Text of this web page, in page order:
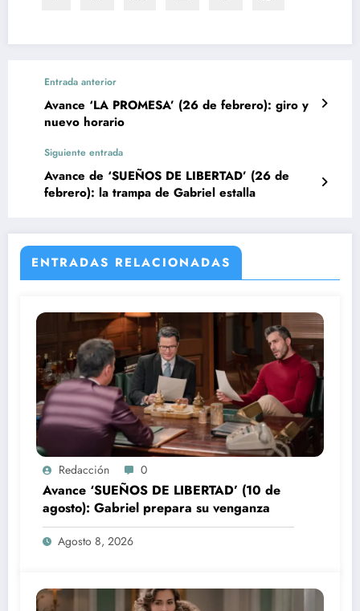
Entrada anterior
Avance ‘LA PROMESA’ (26 de febrero): giro y
nuevo horario
Siguiente entrada
Avance de ‘SUEÑOS DE LIBERTAD’ (26 de
febrero): la trampa de Gabriel estalla
ENTRADAS RELACIONADAS
Redacción 0
Avance ‘SUEÑOS DE LIBERTAD’ (10 de
agosto): Gabriel prepara su venganza
Agosto 8, 2026